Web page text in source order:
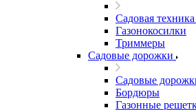
Садовая
Газонокосилки
Триммеры
Садовые дорожки
Садовые
Бордюры
Газонные